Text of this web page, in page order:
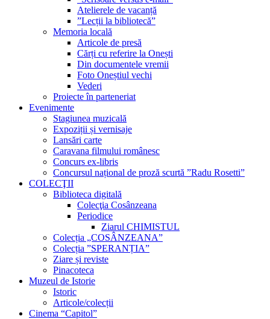
Atelierele de vacanță
”Lecții la bibliotecă”
Memoria locală
Articole de presă
Cărți cu referire la Onești
Din documentele vremii
Foto Oneștiul vechi
Vederi
Proiecte în parteneriat
Evenimente
Stagiunea muzicală
Expoziții și vernisaje
Lansări carte
Caravana filmului românesc
Concurs ex-libris
Concursul național de proză scurtă ”Radu Rosetti”
COLECŢII
Biblioteca digitală
Colecţia Cosânzeana
Periodice
Ziarul CHIMISTUL
Colecția „COSÂNZEANA”
Colecția ”SPERANȚIA”
Ziare și reviste
Pinacoteca
Muzeul de Istorie
Istoric
Articole/colecții
Cinema “Capitol”